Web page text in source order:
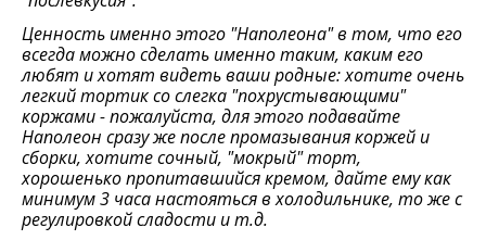
Ценность именно этого "Наполеона" в том, что его
всегда можно сделать именно таким, каким его
любят и хотят видеть ваши родные: хотите очень
легкий тортик со слегка "похрустывающими"
коржами - пожалуйста, для этого подавайте
Наполеон сразу же после промазывания коржей и
сборки, хотите сочный, "мокрый" торт,
хорошенько пропитавшийся кремом, дайте ему как
минимум 3 часа настояться в холодильнике, то же с
регулировкой сладости и т.д.